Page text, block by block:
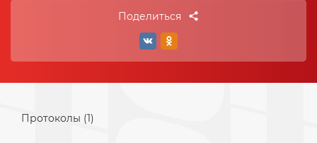
Поделиться
Протоколы (1)